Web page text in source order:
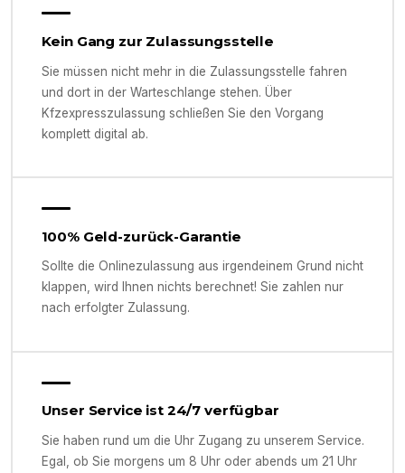
Kein Gang zur Zulassungsstelle
Sie müssen nicht mehr in die Zulassungsstelle fahren
und dort in der Warteschlange stehen. Über
Kfzexpresszulassung schließen Sie den Vorgang
komplett digital ab.
100% Geld-zurück-Garantie
Sollte die Onlinezulassung aus irgendeinem Grund nicht
klappen, wird Ihnen nichts berechnet! Sie zahlen nur
nach erfolgter Zulassung.
Unser Service ist 24/7 verfügbar
Sie haben rund um die Uhr Zugang zu unserem Service.
Egal, ob Sie morgens um 8 Uhr oder abends um 21 Uhr